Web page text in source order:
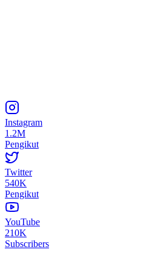
Instagram
1.2M
Pengikut
Twitter
540K
Pengikut
YouTube
210K
Subscribers